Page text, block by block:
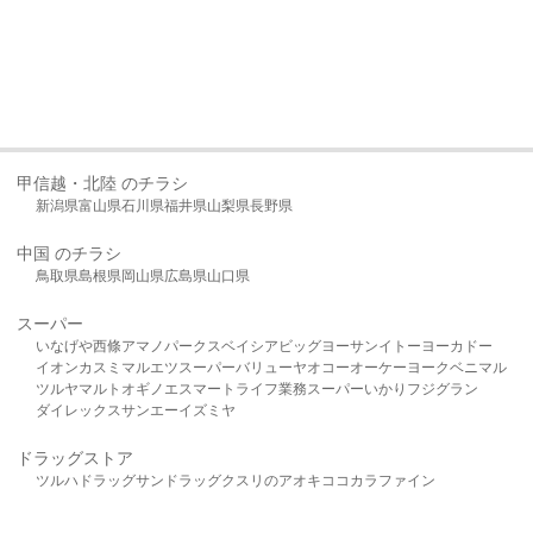
甲信越・北陸 のチラシ
新潟県富山県石川県福井県山梨県長野県
中国 のチラシ
鳥取県島根県岡山県広島県山口県
スーパー
いなげや西條アマノパークスベイシア ビッグヨーサンイトーヨーカドー
イオンカスミ マルエツスーパーバリューヤオコーオーケー ヨークベニマル
ツルヤマルト オギノ エスマート ライフ業務スーパーいかり フジグラン
ダイレックスサンエーイズミヤ
ドラッグストア
ツルハドラッグサンドラッグクスリのアオキ ココカラファイン